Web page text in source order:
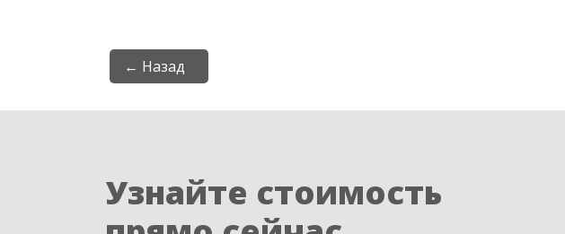
← Назад
Узнайте стоимость